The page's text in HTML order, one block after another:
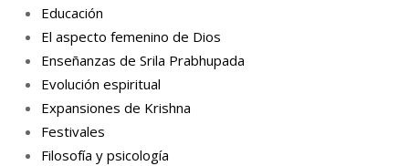
Educación
El aspecto femenino de Dios
Enseñanzas de Srila Prabhupada
Evolución espiritual
Expansiones de Krishna
Festivales
Filosofía y psicología